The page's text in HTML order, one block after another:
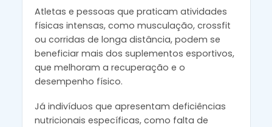
Atletas e pessoas que praticam atividades
físicas intensas, como musculação, crossfit
ou corridas de longa distância, podem se
beneficiar mais dos suplementos esportivos,
que melhoram a recuperação e o
desempenho físico.
Já indivíduos que apresentam deficiências
nutricionais específicas, como falta de